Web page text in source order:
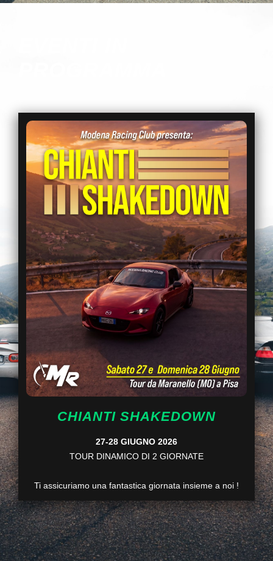
CHIANTI SHAKEDOWN
27-28 GIUGNO 2026
TOUR DINAMICO DI 2 GIORNATE
Ti assicuriamo una fantastica giornata insieme a noi !